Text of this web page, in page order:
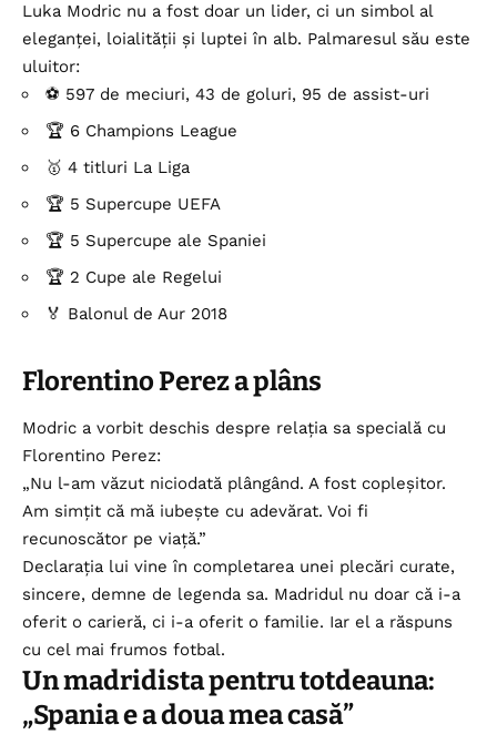
Luka Modric nu a fost doar un lider, ci un simbol al
eleganței, loialității și luptei în alb. Palmaresul său este
uluitor:
⚽ 597 de meciuri, 43 de goluri, 95 de assist-uri
🏆 6 Champions League
🥇 4 titluri La Liga
🏆 5 Supercupe UEFA
🏆 5 Supercupe ale Spaniei
🏆 2 Cupe ale Regelui
🏅 Balonul de Aur 2018
Florentino Perez a plâns
Modric a vorbit deschis despre relația sa specială cu
Florentino Perez:
„Nu l-am văzut niciodată plângând. A fost copleșitor.
Am simțit că mă iubește cu adevărat. Voi fi
recunoscător pe viață.”
Declarația lui vine în completarea unei plecări curate,
sincere, demne de legenda sa. Madridul nu doar că i-a
oferit o carieră, ci i-a oferit o familie. Iar el a răspuns
cu cel mai frumos fotbal.
Un madridista pentru totdeauna:
„Spania e a doua mea casă”